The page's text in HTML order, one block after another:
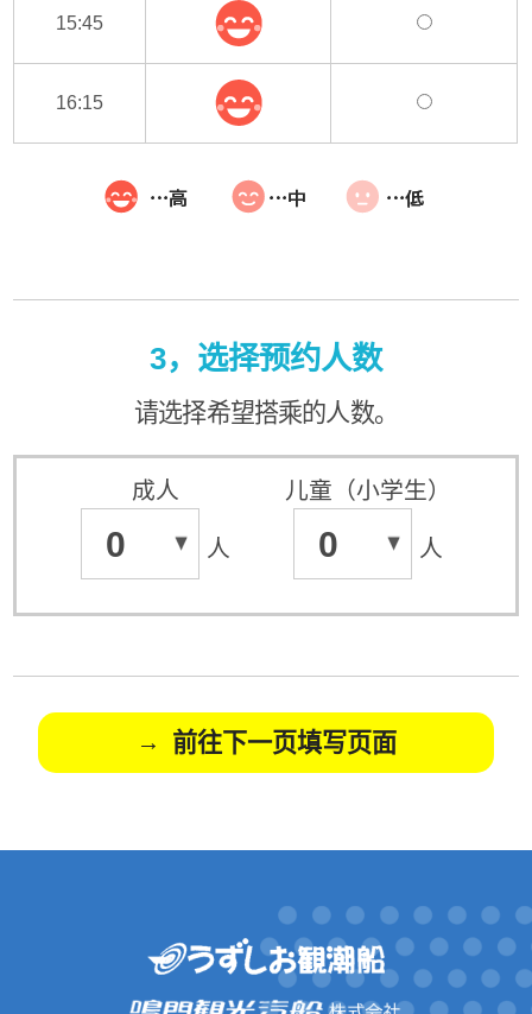
15:45
16:15
3，选择预约人数
请选择希望搭乘的人数。
成人
0 人
儿童（小学生）
0 人
前往下一页填写页面